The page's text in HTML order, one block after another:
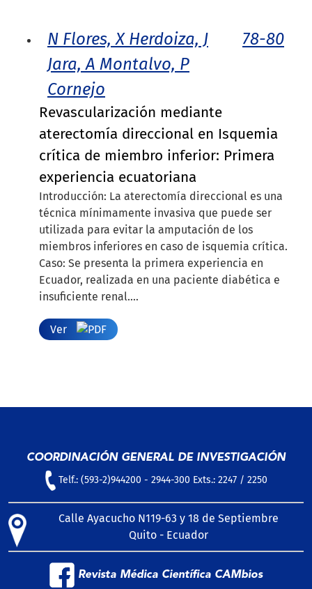
N Flores, X Herdoiza, J
Jara, A Montalvo, P
Cornejo
78-80
Revascularización mediante
aterectomía direccional en Isquemia
crítica de miembro inferior: Primera
experiencia ecuatoriana
Introducción: La aterectomía direccional es una
técnica mínimamente invasiva que puede ser
utilizada para evitar la amputación de los
miembros inferiores en caso de isquemia crítica.
Caso: Se presenta la primera experiencia en
Ecuador, realizada en una paciente diabética e
insuficiente renal....
Ver
COORDINACIÓN GENERAL DE INVESTIGACIÓN
Telf.: (593-2)944200 - 2944-300 Exts.: 2247 / 2250
Calle Ayacucho N119-63 y 18 de Septiembre
Quito - Ecuador
Revista Médica Científica CAMbios